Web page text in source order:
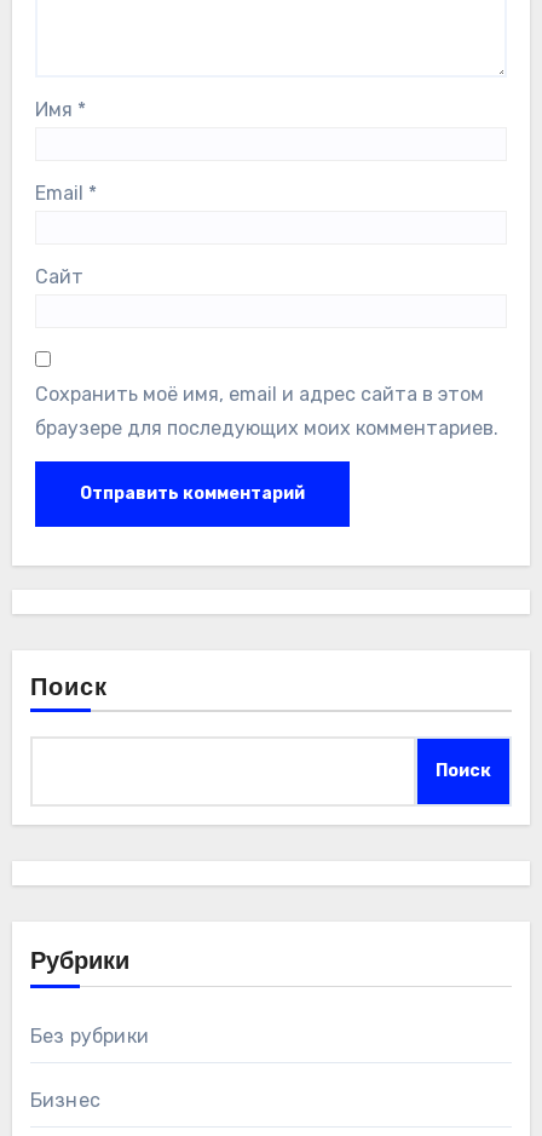
Имя *
Email *
Сайт
Сохранить моё имя, email и адрес сайта в этом
браузере для последующих моих комментариев.
Поиск
Поиск
Рубрики
Без рубрики
Бизнес